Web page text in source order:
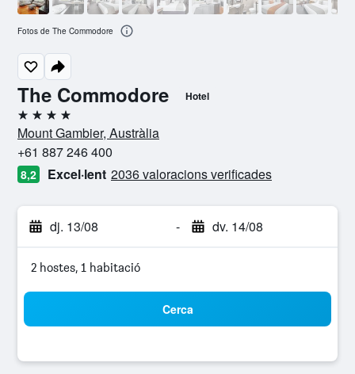
The Commodore Hotel
4 estrelles
Mount Gambier, Austràlia
+61 887 246 400
8,2 Excel·lent 2036 valoracions verificades
dj. 13/08 - dv. 14/08
2 hostes, 1 habitació
Cerca
Fotos de The Commodore